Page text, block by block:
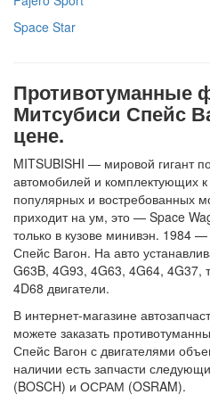
Space Star
Противотуманные
Митсубиси Спейс
цене.
MITSUBISHI — мировой гигант
автомобилей и комплектующих
популярных и востребованных
приходит на ум, это — Space
только в кузове минивэн. 1984
Спейс Вагон. На авто
G63B, 4G93, 4G63, 4G64, 4G37,
4D68 двигатели.
В интернет-магазине
можете заказать
Спейс Вагон с двигателями
наличии есть запчасти
(BOSCH) и ОСРАМ (OSRAM).